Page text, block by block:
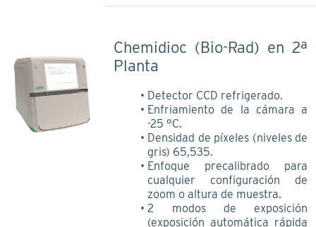
Chemidioc (Bio-Rad) en 2ª
Planta
Detector CCD refrigerado.
Enfriamiento de la cámara a
-25 °C.
Densidad de píxeles (niveles de
gris) 65,535.
Enfoque precalibrado para
cualquier configuración de
zoom o altura de muestra.
2 modos de exposición
(exposición automática rápida